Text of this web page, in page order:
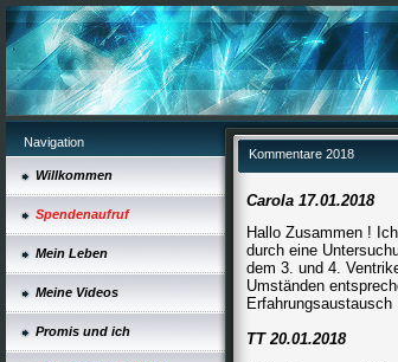
Navigation
Willkommen
Spendenaufruf
Mein Leben
Meine Videos
Promis und ich
Kommentare 2018
Carola 17.01.2018
Hallo Zusammen !
durch eine
dem 3. und 4.
Umständen
Erfahrungsaustausch
TT 20.01.2018